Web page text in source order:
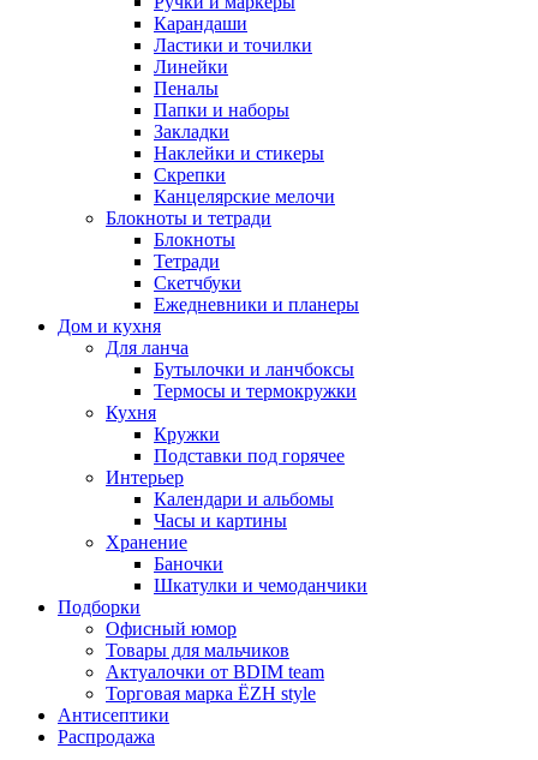
Карандаши
Ластики и точилки
Линейки
Пеналы
Папки и наборы
Закладки
Наклейки и стикеры
Скрепки
Канцелярские мелочи
Блокноты и тетради
Блокноты
Тетради
Скетчбуки
Ежедневники и планеры
Дом и кухня
Для ланча
Бутылочки и ланчбоксы
Термосы и термокружки
Кухня
Кружки
Подставки под горячее
Интерьер
Календари и альбомы
Часы и картины
Хранение
Баночки
Шкатулки и чемоданчики
Подборки
Офисный юмор
Товары для мальчиков
Актуалочки от BDIM team
Торговая марка ЁZH style
Антисептики
Распродажа